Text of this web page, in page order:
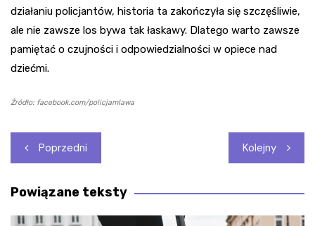
działaniu policjantów, historia ta zakończyła się szczęśliwie,
ale nie zawsze los bywa tak łaskawy. Dlatego warto zawsze
pamiętać o czujności i odpowiedzialności w opiece nad
dziećmi.
Źródło: facebook.com/policjamlawa
Nawigacja
wpisu
Poprzedni Kolejny
Powiązane teksty